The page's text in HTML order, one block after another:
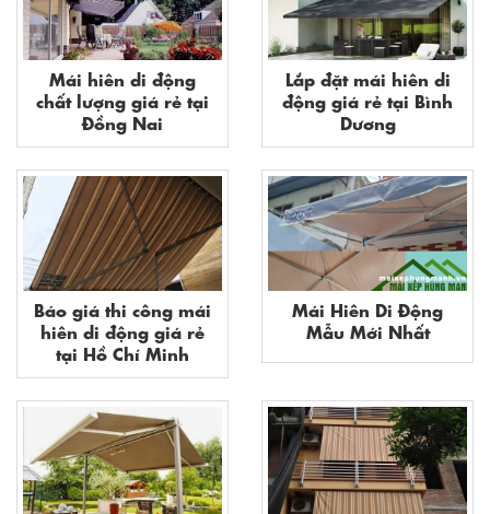
Mái hiên di động
chất lượng giá rẻ tại
Đồng Nai
Lắp đặt mái hiên di
động giá rẻ tại Bình
Dương
Báo giá thi công mái
hiên di động giá rẻ
tại Hồ Chí Minh
Mái Hiên Di Động
Mẫu Mới Nhất